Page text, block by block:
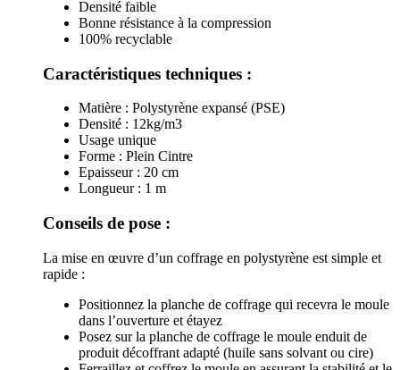
Densité faible
Bonne résistance à la compression
100% recyclable
Caractéristiques techniques :
Matière : Polystyrène expansé (PSE)
Densité : 12kg/m3
Usage unique
Forme : Plein Cintre
Epaisseur : 20 cm
Longueur : 1 m
Conseils de pose :
La mise en œuvre d’un coffrage en polystyrène est simple et
rapide :
Positionnez la planche de coffrage qui recevra le moule
dans l’ouverture et étayez
Posez sur la planche de coffrage le moule enduit de
produit décoffrant adapté (huile sans solvant ou cire)